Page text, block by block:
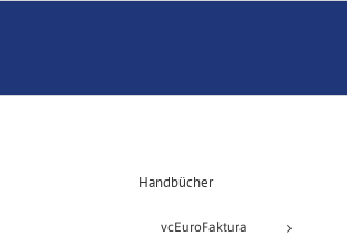
Handbücher
vcEuroFaktura